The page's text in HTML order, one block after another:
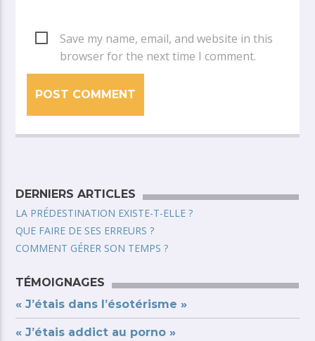
Save my name, email, and website in this
browser for the next time I comment.
DERNIERS ARTICLES
LA PRÉDESTINATION EXISTE-T-ELLE ?
QUE FAIRE DE SES ERREURS ?
COMMENT GÉRER SON TEMPS ?
TÉMOIGNAGES
« J’étais dans l’ésotérisme »
« J’étais addict au porno »